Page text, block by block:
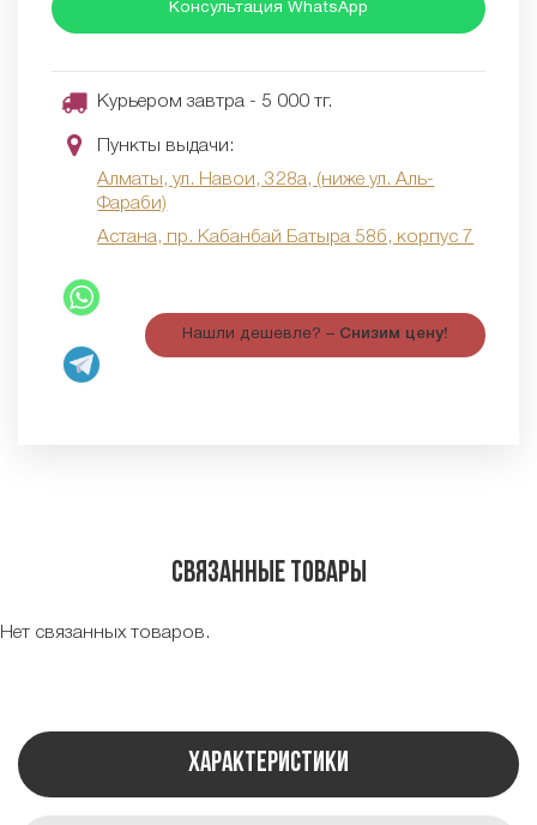
Консультация WhatsApp
Курьером завтра - 5 000 тг.
Пункты выдачи:
Алматы, ул. Навои, 328а, (ниже ул. Аль-
Фараби)
Астана, пр. Кабанбай Батыра 58б, корпус 7
Нашли дешевле? – Снизим цену!
Связанные товары
Нет связанных товаров.
Характеристики